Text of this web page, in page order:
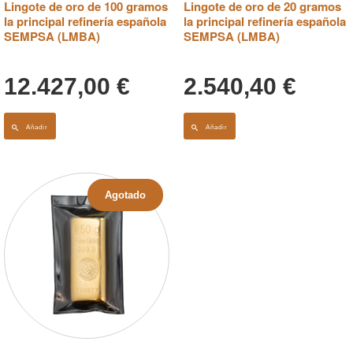
Lingote de oro de 100 gramos
la principal refinería española
SEMPSA (LMBA)
12.427,00 €
Añadir
Lingote de oro de 20 gramos
la principal refinería española
SEMPSA (LMBA)
2.540,40 €
Añadir
Agotado